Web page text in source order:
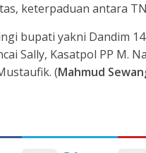
keterpaduan antara
bupati yakni Dandim
Sally, Kasatpol PP M.
(Mahmud